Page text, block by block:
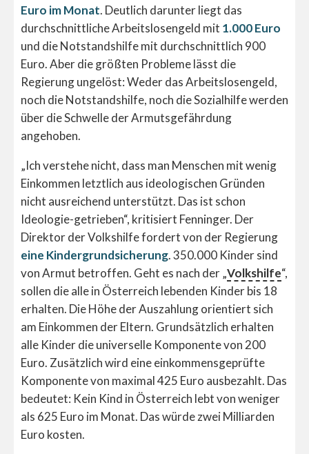
Euro im Monat. Deutlich darunter liegt das
durchschnittliche Arbeitslosengeld mit 1.000 Euro
und die Notstandshilfe mit durchschnittlich 900
Euro. Aber die größten Probleme lässt die
Regierung ungelöst: Weder das Arbeitslosengeld,
noch die Notstandshilfe, noch die Sozialhilfe werden
über die Schwelle der Armutsgefährdung
angehoben.
„Ich verstehe nicht, dass man Menschen mit wenig
Einkommen letztlich aus ideologischen Gründen
nicht ausreichend unterstützt. Das ist schon
Ideologie-getrieben“, kritisiert Fenninger. Der
Direktor der Volkshilfe fordert von der Regierung
eine Kindergrundsicherung. 350.000 Kinder sind
von Armut betroffen. Geht es nach der „Volkshilfe“,
sollen die alle in Österreich lebenden Kinder bis 18
erhalten. Die Höhe der Auszahlung orientiert sich
am Einkommen der Eltern. Grundsätzlich erhalten
alle Kinder die universelle Komponente von 200
Euro. Zusätzlich wird eine einkommensgeprüfte
Komponente von maximal 425 Euro ausbezahlt. Das
bedeutet: Kein Kind in Österreich lebt von weniger
als 625 Euro im Monat. Das würde zwei Milliarden
Euro kosten.